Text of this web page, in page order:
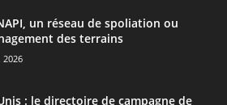
un réseau de spoliation ou
des terrains
2026
: le directoire de campagne de